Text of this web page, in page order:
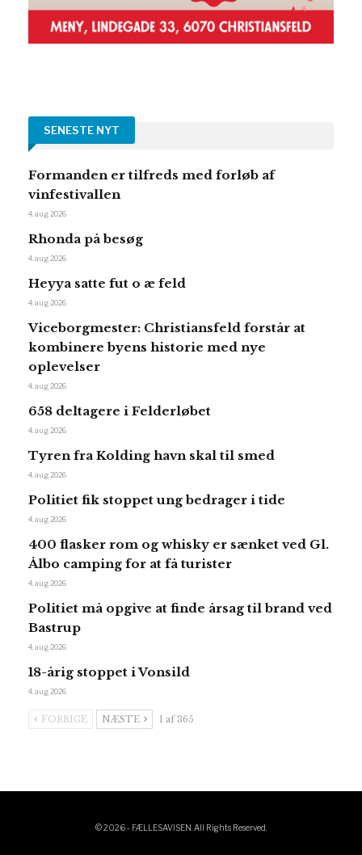
SENESTE NYT
Formanden er tilfreds med forløb af
vinfestivallen
4. aug 2026
Rhonda på besøg
4. aug 2026
Heyya satte fut o æ feld
4. aug 2026
Viceborgmester: Christiansfeld forstår at
kombinere byens historie med nye
oplevelser
4. aug 2026
658 deltagere i Felderløbet
4. aug 2026
Tyren fra Kolding havn skal til smed
4. aug 2026
Politiet fik stoppet ung bedrager i tide
4. aug 2026
400 flasker rom og whisky er sænket ved Gl.
Ålbo camping for at få turister
4. aug 2026
Politiet må opgive at finde årsag til brand ved
Bastrup
4. aug 2026
18-årig stoppet i Vonsild
4. aug 2026
FORRIGE NÆSTE 1 af 365
© 2026 - FÆLLESAVISEN. All Rights Reserved.